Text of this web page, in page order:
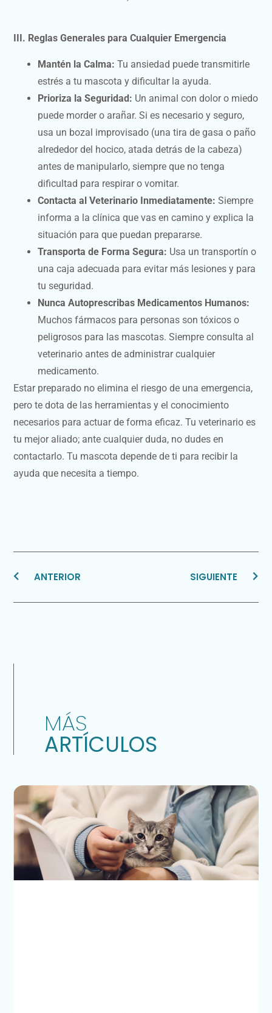
III. Reglas Generales para Cualquier Emergencia
Mantén la Calma: Tu ansiedad puede transmitirle
estrés a tu mascota y dificultar la ayuda.
Prioriza la Seguridad: Un animal con dolor o miedo
puede morder o arañar. Si es necesario y seguro,
usa un bozal improvisado (una tira de gasa o paño
alrededor del hocico, atada detrás de la cabeza)
antes de manipularlo, siempre que no tenga
dificultad para respirar o vomitar.
Contacta al Veterinario Inmediatamente: Siempre
informa a la clínica que vas en camino y explica la
situación para que puedan prepararse.
Transporta de Forma Segura: Usa un transportín o
una caja adecuada para evitar más lesiones y para
tu seguridad.
Nunca Autoprescribas Medicamentos Humanos:
Muchos fármacos para personas son tóxicos o
peligrosos para las mascotas. Siempre consulta al
veterinario antes de administrar cualquier
medicamento.
Estar preparado no elimina el riesgo de una emergencia,
pero te dota de las herramientas y el conocimiento
necesarios para actuar de forma eficaz. Tu veterinario es
tu mejor aliado; ante cualquier duda, no dudes en
contactarlo. Tu mascota depende de ti para recibir la
ayuda que necesita a tiempo.
ANTERIOR SIGUIENTE
MÁS
ARTÍCULOS